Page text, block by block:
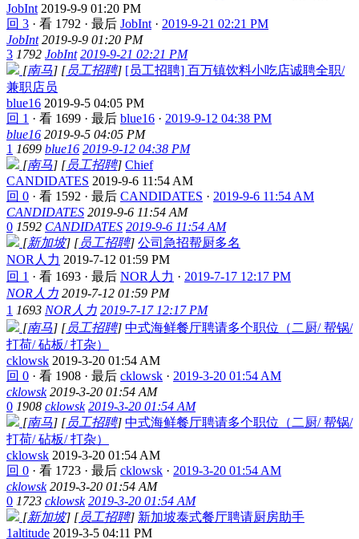
JobInt 2019-9-9 01:20 PM
回 3 · 看 1792 · 最后 JobInt · 2019-9-21 02:21 PM
JobInt 2019-9-9 01:20 PM
3 1792 JobInt 2019-9-21 02:21 PM
[南马] [员工招聘] [员工招聘] 百万镇饮料小吃店诚聘全职/
兼职店员
blue16 2019-9-5 04:05 PM
回 1 · 看 1699 · 最后 blue16 · 2019-9-12 04:38 PM
blue16 2019-9-5 04:05 PM
1 1699 blue16 2019-9-12 04:38 PM
[南马] [员工招聘] Chief
CANDIDATES 2019-9-6 11:54 AM
回 0 · 看 1592 · 最后 CANDIDATES · 2019-9-6 11:54 AM
CANDIDATES 2019-9-6 11:54 AM
0 1592 CANDIDATES 2019-9-6 11:54 AM
[新加坡] [员工招聘] 公司急招帮厨多名
NOR人力 2019-7-12 01:59 PM
回 1 · 看 1693 · 最后 NOR人力 · 2019-7-17 12:17 PM
NOR人力 2019-7-12 01:59 PM
1 1693 NOR人力 2019-7-17 12:17 PM
[南马] [员工招聘] 中式海鲜餐厅聘请多个职位（二厨/ 帮锅/
打荷/ 砧板/ 打杂）
cklowsk 2019-3-20 01:54 AM
回 0 · 看 1908 · 最后 cklowsk · 2019-3-20 01:54 AM
cklowsk 2019-3-20 01:54 AM
0 1908 cklowsk 2019-3-20 01:54 AM
[南马] [员工招聘] 中式海鲜餐厅聘请多个职位（二厨/ 帮锅/
打荷/ 砧板/ 打杂）
cklowsk 2019-3-20 01:54 AM
回 0 · 看 1723 · 最后 cklowsk · 2019-3-20 01:54 AM
cklowsk 2019-3-20 01:54 AM
0 1723 cklowsk 2019-3-20 01:54 AM
[新加坡] [员工招聘] 新加坡泰式餐厅聘请厨房助手
1altitude 2019-3-5 04:11 PM